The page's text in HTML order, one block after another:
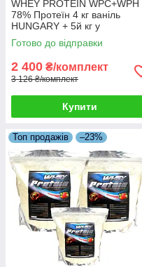
WHEY PROTEIN WPC+WPH
78% Протеїн 4 кг ваніль
HUNGARY + 5й кг у
Подарунок!
Готово до відправки
2 400 ₴/комплект
3 126 ₴/комплект
Купити
Топ продажів –23%